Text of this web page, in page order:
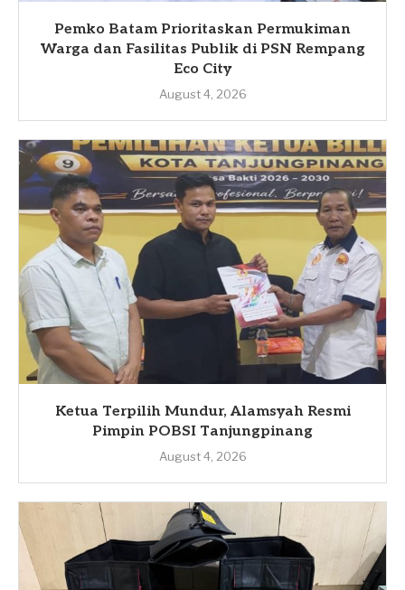
Pemko Batam Prioritaskan Permukiman
Warga dan Fasilitas Publik di PSN Rempang
Eco City
August 4, 2026
Ketua Terpilih Mundur, Alamsyah Resmi
Pimpin POBSI Tanjungpinang
August 4, 2026